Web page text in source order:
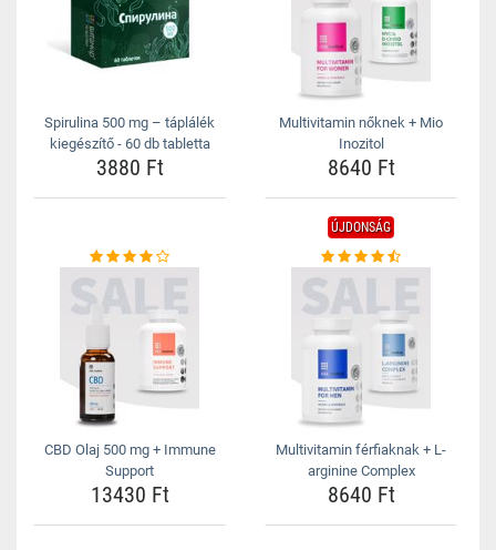
Spirulina 500 mg – táplálék
kiegészítő - 60 db tabletta
3880 Ft
Multivitamin nőknek + Mio
Inozitol
8640 Ft
CBD Olaj 500 mg + Immune
Support
13430 Ft
ÚJDONSÁG
Multivitamin férfiaknak + L-
arginine Complex
8640 Ft